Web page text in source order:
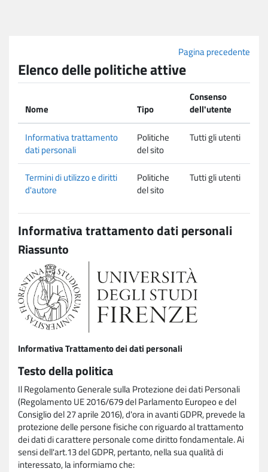
Pagina precedente
Elenco delle politiche attive
Nome Tipo
Consenso
dell'utente
Informativa trattamento
dati personali
Politiche
del sito
Tutti gli utenti
Termini di utilizzo e diritti
d'autore
Politiche
del sito
Tutti gli utenti
Informativa trattamento dati personali
Riassunto
Informativa Trattamento dei dati personali
Testo della politica
Il Regolamento Generale sulla Protezione dei dati Personali
(Regolamento UE 2016/679 del Parlamento Europeo e del
Consiglio del 27 aprile 2016), d'ora in avanti GDPR, prevede la
protezione delle persone fisiche con riguardo al trattamento
dei dati di carattere personale come diritto fondamentale. Ai
sensi dell'art.13 del GDPR, pertanto, nella sua qualità di
interessato, la informiamo che: